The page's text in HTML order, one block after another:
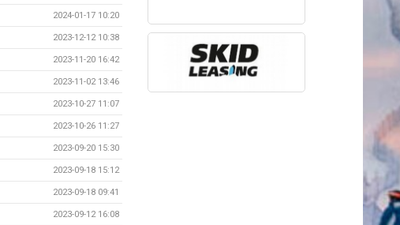
2024-01-17 10:20
2023-12-12 10:38
2023-11-20 16:42
2023-11-02 13:46
2023-10-27 11:07
2023-10-26 11:27
2023-09-20 15:30
2023-09-18 15:12
2023-09-18 09:41
2023-09-12 16:08